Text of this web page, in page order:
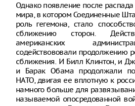
Однако появление после
мира, в котором Соединенные
роль гегемона, стало
сближению сторон.
американских
содействововали продолжению
сближения. И Билл Клинтон, и
и Барак Обама продолжали
НАТО, двигая ее вплотную к
намного больше для
называемой опосредованной